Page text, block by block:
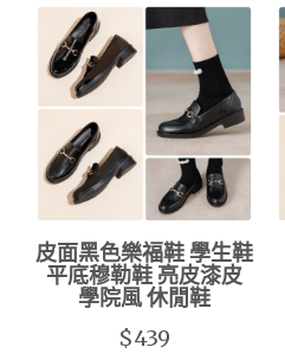
皮面黑色樂福鞋 學生鞋
平底穆勒鞋 亮皮漆皮
學院風 休閒鞋
$439